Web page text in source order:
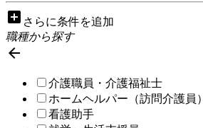
add_box さらに条件を追加
職種から探す

介護職員・介護福祉士
ホームヘルパー（訪問介護員）
看護助手